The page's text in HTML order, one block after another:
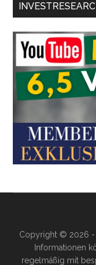
Copyright © 2026 -
Informationen
regelmäßig mit